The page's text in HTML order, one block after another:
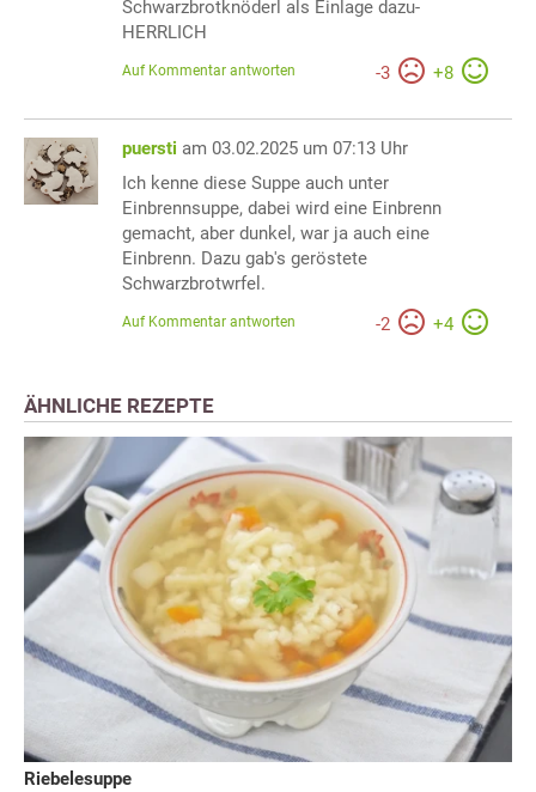
Schwarzbrotknöderl als Einlage dazu-
HERRLICH
-3 +8
Auf Kommentar antworten
puersti am 03.02.2025 um 07:13 Uhr
Ich kenne diese Suppe auch unter
Einbrennsuppe, dabei wird eine Einbrenn
gemacht, aber dunkel, war ja auch eine
Einbrenn. Dazu gab's geröstete
Schwarzbrotwrfel.
-2 +4
Auf Kommentar antworten
ÄHNLICHE REZEPTE
Riebelesuppe